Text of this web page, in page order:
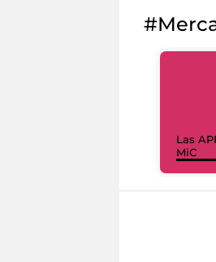
Las
MiC